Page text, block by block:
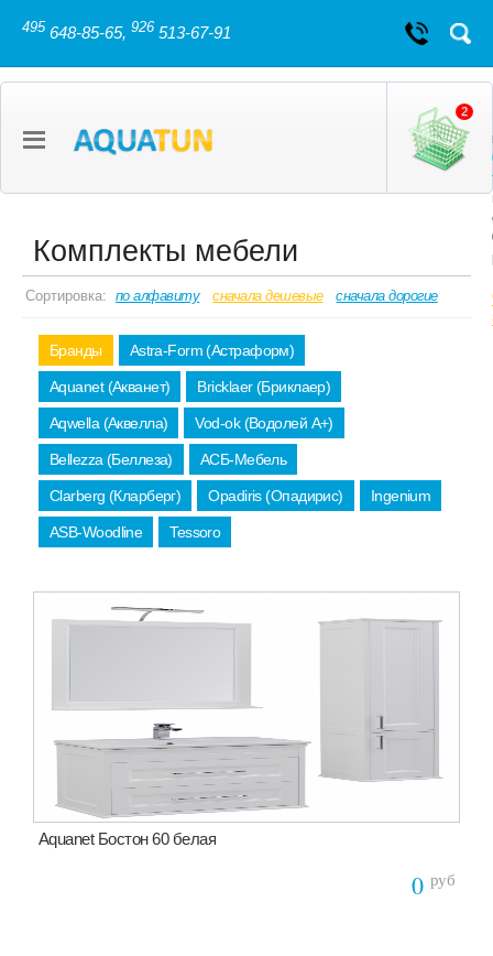
495 648-85-65, 926 513-67-91
2
Комплекты мебели
Сортировка: по алфавиту сначала дешевые сначала дорогие
Бранды Astra-Form (Астраформ)
Aquanet (Акванет) Bricklaer (Бриклаер)
Aqwella (Аквелла) Vod-ok (Водолей А+)
Bellezza (Беллеза) АСБ-Мебель
Clarberg (Кларберг) Opadiris (Опадирис) Ingenium
ASB-Woodline Tessoro
Aquanet Бостон 60 белая
0 руб